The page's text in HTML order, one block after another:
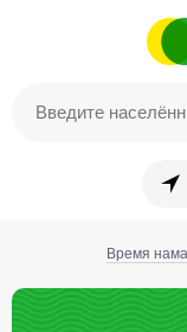
Время